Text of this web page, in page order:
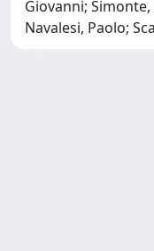
Giovanni;
Navalesi, Paolo;